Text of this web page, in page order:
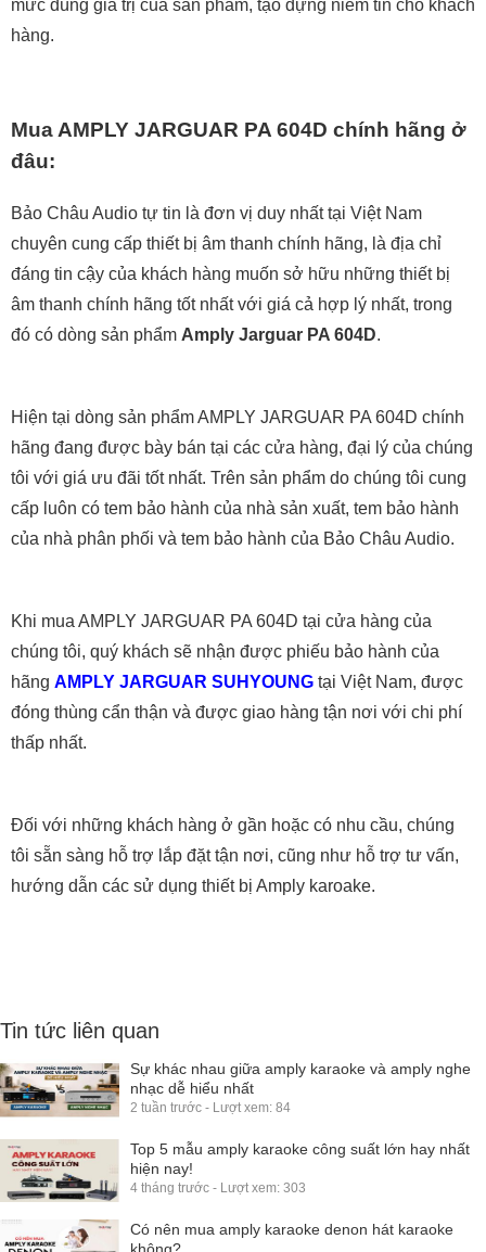
mức đúng giá trị của sản phẩm, tạo dựng niềm tin cho khách
hàng.
Mua AMPLY JARGUAR PA 604D chính hãng ở
đâu:
Bảo Châu Audio tự tin là đơn vị duy nhất tại Việt Nam
chuyên cung cấp thiết bị âm thanh chính hãng, là địa chỉ
đáng tin cậy của khách hàng muốn sở hữu những thiết bị
âm thanh chính hãng tốt nhất với giá cả hợp lý nhất, trong
đó có dòng sản phẩm Amply Jarguar PA 604D.
Hiện tại dòng sản phẩm AMPLY JARGUAR PA 604D chính
hãng đang được bày bán tại các cửa hàng, đại lý của chúng
tôi với giá ưu đãi tốt nhất. Trên sản phẩm do chúng tôi cung
cấp luôn có tem bảo hành của nhà sản xuất, tem bảo hành
của nhà phân phối và tem bảo hành của Bảo Châu Audio.
Khi mua AMPLY JARGUAR PA 604D tại cửa hàng của
chúng tôi, quý khách sẽ nhận được phiếu bảo hành của
hãng AMPLY JARGUAR SUHYOUNG tại Việt Nam, được
đóng thùng cẩn thận và được giao hàng tận nơi với chi phí
thấp nhất.
Đối với những khách hàng ở gần hoặc có nhu cầu, chúng
tôi sẵn sàng hỗ trợ lắp đặt tận nơi, cũng như hỗ trợ tư vấn,
hướng dẫn các sử dụng thiết bị Amply karoake.
Tin tức liên quan
Sự khác nhau giữa amply karaoke và amply nghe
nhạc dễ hiểu nhất
2 tuần trước - Lượt xem: 84
Top 5 mẫu amply karaoke công suất lớn hay nhất
hiện nay!
4 tháng trước - Lượt xem: 303
Có nên mua amply karaoke denon hát karaoke